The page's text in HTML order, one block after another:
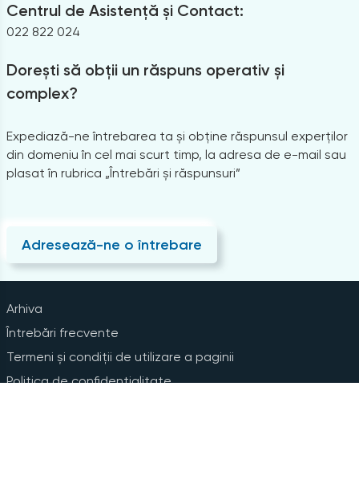
Centrul de Asistență și Contact:
022 822 024
Dorești să obții un răspuns operativ și
complex?
Expediază-ne întrebarea ta și obține răspunsul experților
din domeniu în cel mai scurt timp, la adresa de e-mail sau
plasat în rubrica „Întrebări și răspunsuri”
Adresează-ne o întrebare
Arhiva
Întrebări frecvente
Termeni și condiții de utilizare a paginii
Politica de confidențialitate